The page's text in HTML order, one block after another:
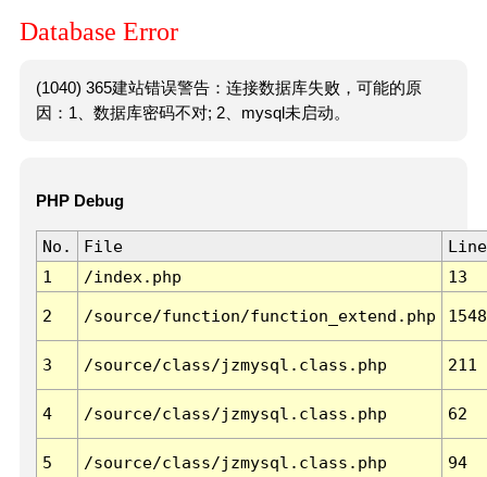
Database Error
(1040) 365建站错误警告：连接数据库失败，可能的原
因：1、数据库密码不对; 2、mysql未启动。
PHP Debug
No. File
Line
1
/index.php 13
2 /source/function/function_extend.php 1548
3 /source/class/jzmysql.class.php 211
4 /source/class/jzmysql.class.php 62
5 /source/class/jzmysql.class.php 94